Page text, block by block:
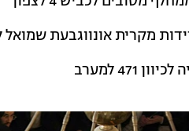
מקרית אונווגבעת שמואל
471 למערב